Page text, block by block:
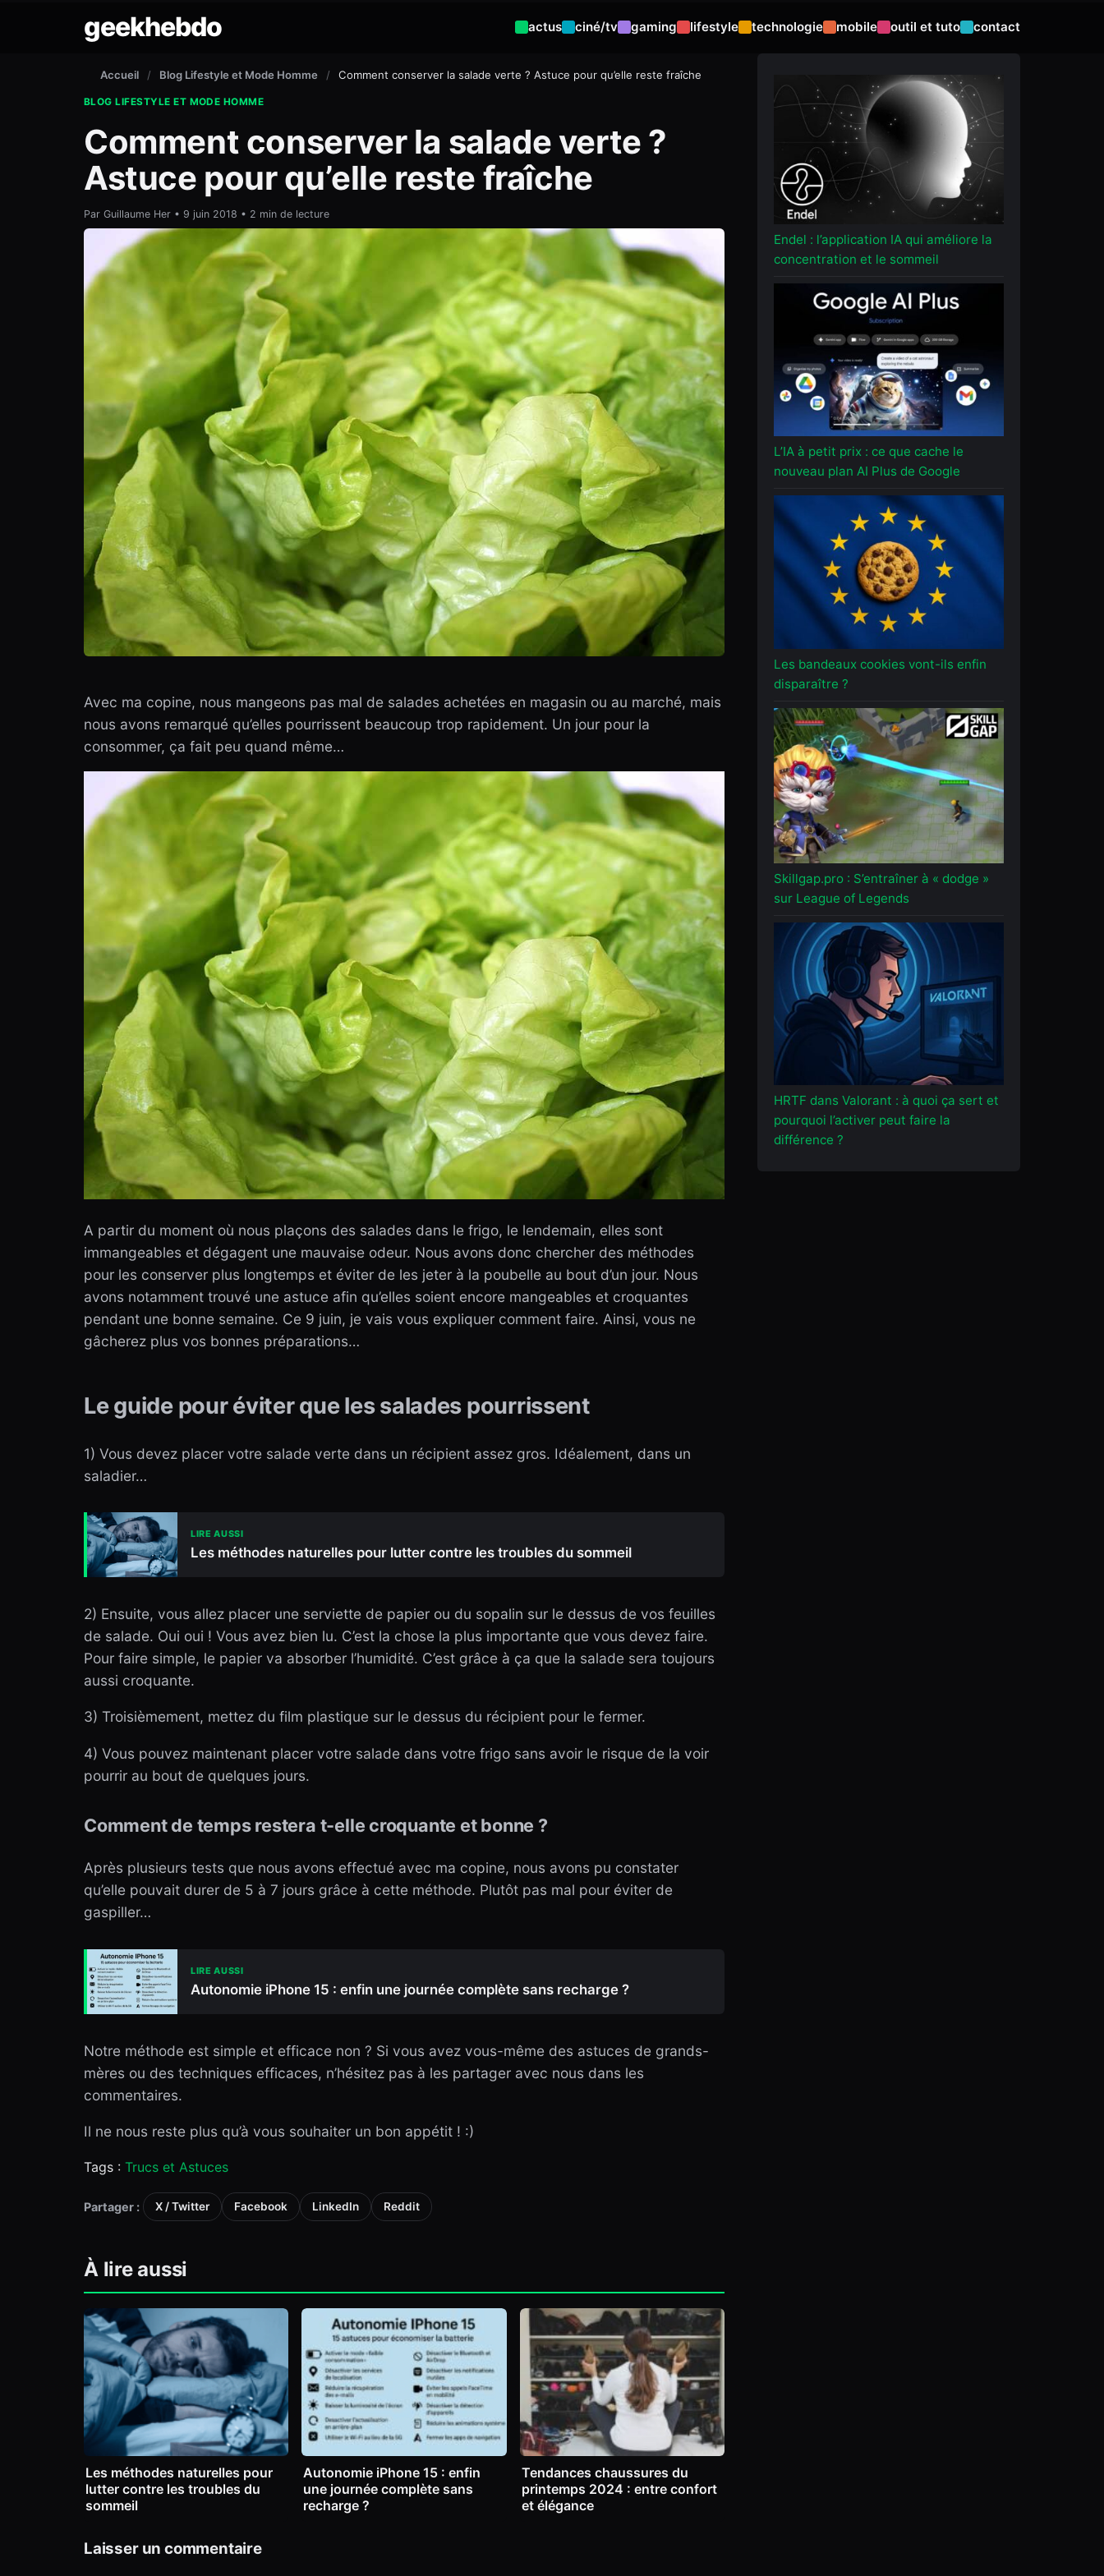
geekhebdo actus ciné/tv gaming lifestyle technologie mobile outil et tuto contact
Accueil / Blog Lifestyle et Mode Homme / Comment conserver la salade verte ? Astuce pour qu’elle reste fraîche
BLOG LIFESTYLE ET MODE HOMME
Comment conserver la salade verte ?
Astuce pour qu’elle reste fraîche
Par Guillaume Her • 9 juin 2018 • 2 min de lecture
Avec ma copine, nous mangeons pas mal de salades achetées en magasin ou au marché, mais
nous avons remarqué qu’elles pourrissent beaucoup trop rapidement. Un jour pour la
consommer, ça fait peu quand même…
A partir du moment où nous plaçons des salades dans le frigo, le lendemain, elles sont
immangeables et dégagent une mauvaise odeur. Nous avons donc chercher des méthodes
pour les conserver plus longtemps et éviter de les jeter à la poubelle au bout d’un jour. Nous
avons notamment trouvé une astuce afin qu’elles soient encore mangeables et croquantes
pendant une bonne semaine. Ce 9 juin, je vais vous expliquer comment faire. Ainsi, vous ne
gâcherez plus vos bonnes préparations…
Le guide pour éviter que les salades pourrissent
1) Vous devez placer votre salade verte dans un récipient assez gros. Idéalement, dans un
saladier…
LIRE AUSSI
Les méthodes naturelles pour lutter contre les troubles du sommeil
2) Ensuite, vous allez placer une serviette de papier ou du sopalin sur le dessus de vos feuilles
de salade. Oui oui ! Vous avez bien lu. C’est la chose la plus importante que vous devez faire.
Pour faire simple, le papier va absorber l’humidité. C’est grâce à ça que la salade sera toujours
aussi croquante.
3) Troisièmement, mettez du film plastique sur le dessus du récipient pour le fermer.
4) Vous pouvez maintenant placer votre salade dans votre frigo sans avoir le risque de la voir
pourrir au bout de quelques jours.
Comment de temps restera t-elle croquante et bonne ?
Après plusieurs tests que nous avons effectué avec ma copine, nous avons pu constater
qu’elle pouvait durer de 5 à 7 jours grâce à cette méthode. Plutôt pas mal pour éviter de
gaspiller…
LIRE AUSSI
Autonomie iPhone 15 : enfin une journée complète sans recharge ?
Notre méthode est simple et efficace non ? Si vous avez vous-même des astuces de grands-
mères ou des techniques efficaces, n’hésitez pas à les partager avec nous dans les
commentaires.
Il ne nous reste plus qu’à vous souhaiter un bon appétit ! :)
Tags : Trucs et Astuces
Partager : X / Twitter Facebook LinkedIn Reddit
À lire aussi
Les méthodes naturelles pour
lutter contre les troubles du
sommeil
Autonomie iPhone 15 : enfin
une journée complète sans
recharge ?
Tendances chaussures du
printemps 2024 : entre confort
et élégance
Laisser un commentaire
Endel : l’application IA qui améliore la
concentration et le sommeil
L’IA à petit prix : ce que cache le
nouveau plan AI Plus de Google
Les bandeaux cookies vont-ils enfin
disparaître ?
Skillgap.pro : S’entraîner à « dodge »
sur League of Legends
HRTF dans Valorant : à quoi ça sert et
pourquoi l’activer peut faire la
différence ?